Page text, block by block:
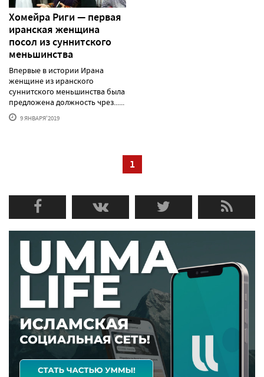
Хомейра Риги — первая
иранская женщина
посол из суннитского
меньшинства
Впервые в истории Ирана
женщине из иранского
суннитского меньшинства была
предложена должность чрез......
9 ЯНВАРЯ'2019
1